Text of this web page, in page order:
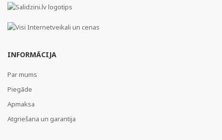
INFORMĀCIJA
Par mums
Piegāde
Apmaksa
Atgriešana un garantija